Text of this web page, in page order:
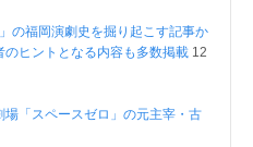
の福岡演劇史を掘り起こす記事か
ヒントとなる内容も多数掲載 12
「スペースゼロ」の元主宰・古